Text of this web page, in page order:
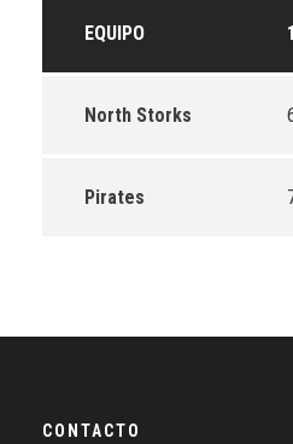
EQUIPO 1
North Storks
Pirates
CONTACTO